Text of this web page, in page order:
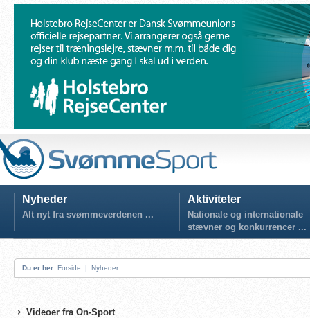
Nyheder
Alt nyt fra svømmeverdenen ...
Aktiviteter
Nationale og internationale
stævner og konkurrencer ...
Du er her: Forside | Nyheder
Videoer fra On-Sport